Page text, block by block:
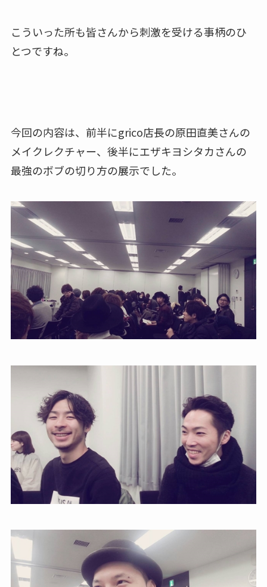
こういった所も皆さんから刺激を受ける事柄のひ
とつですね。
今回の内容は、前半にgrico店長の原田直美さんの
メイクレクチャー、後半にエザキヨシタカさんの
最強のボブの切り方の展示でした。